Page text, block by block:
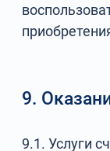
9.
9.1. Услуги